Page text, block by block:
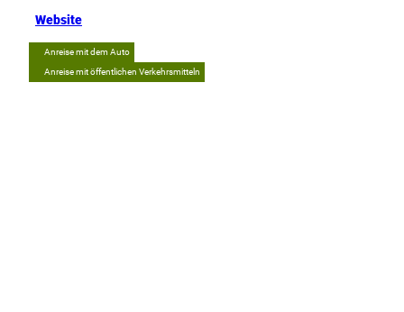
Website
Anreise mit dem Auto
Anreise mit öffentlichen Verkehrsmitteln